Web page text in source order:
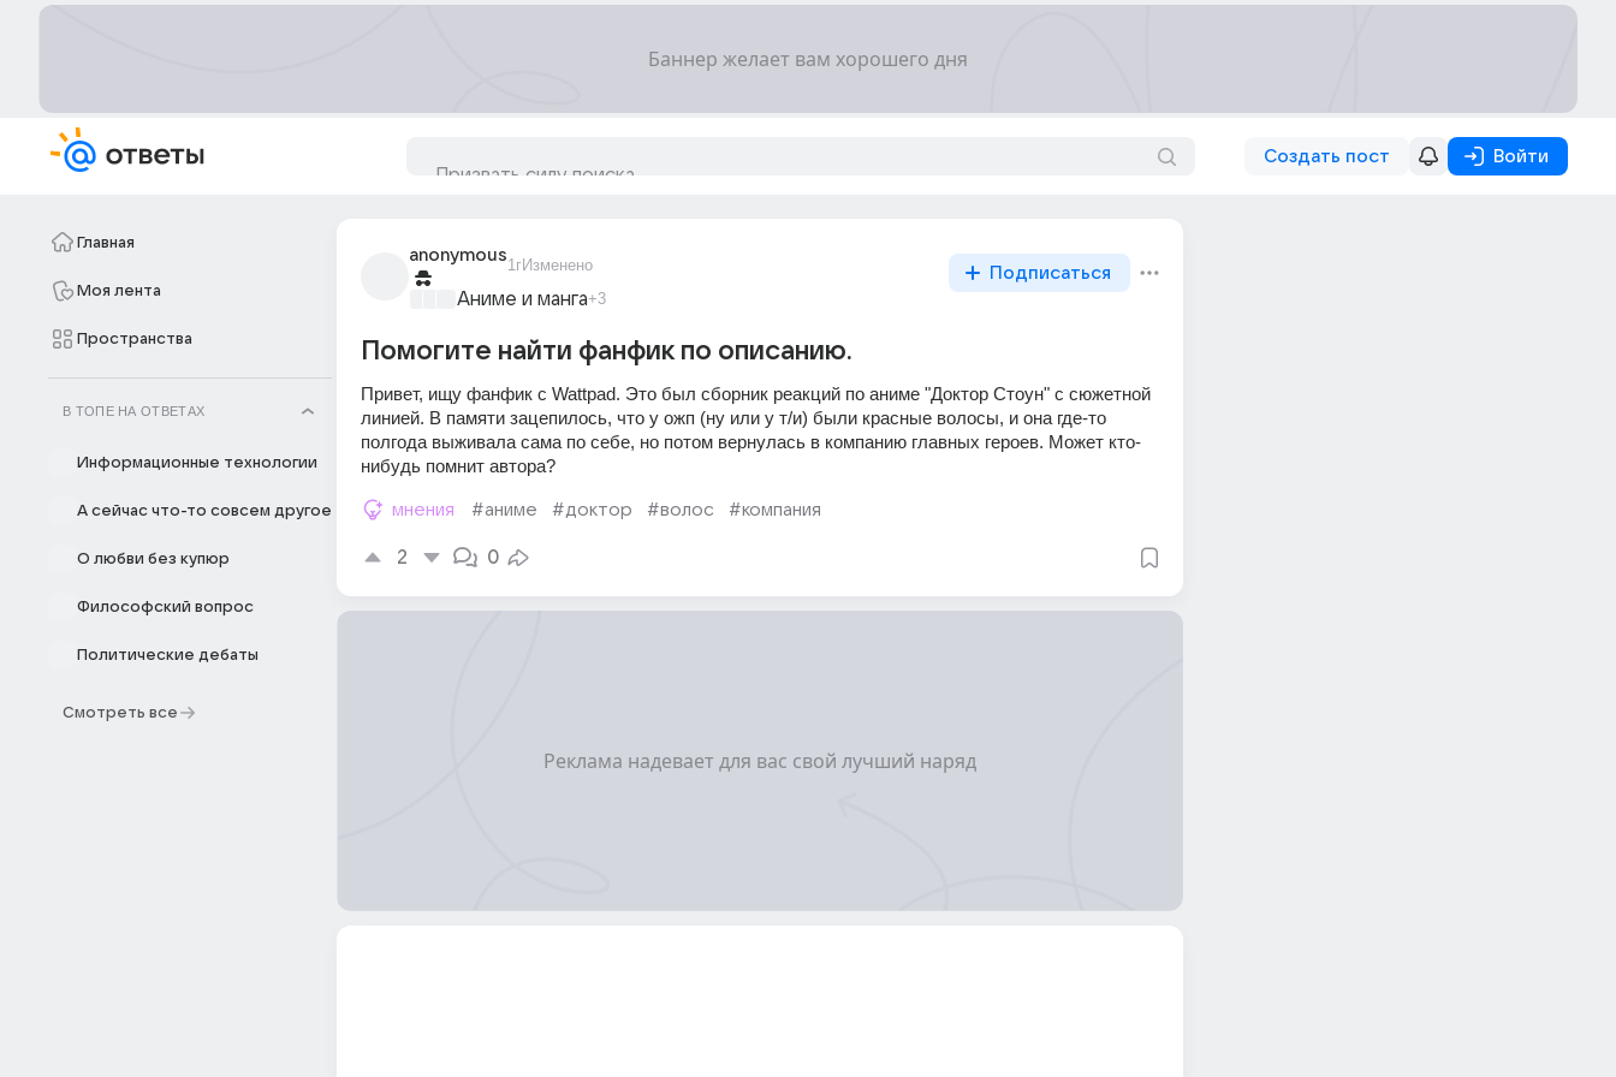
Создать пост Войти
Главная
Моя лента
Пространства
В ТОПЕ НА ОТВЕТАХ
Информационные технологии
А сейчас что-то совсем другое
О любви без купюр
Философский вопрос
Политические дебаты
Смотреть все
anonymous
1гИзменено
Аниме и манга+3
Подписаться
Помогите найти фанфик по описанию.
Привет, ищу фанфик с Wattpad. Это был сборник реакций по аниме "Доктор Стоун" с сюжетной
линией. В памяти зацепилось, что у ожп (ну или у т/и) были красные волосы, и она где-то
полгода выживала сама по себе, но потом вернулась в компанию главных героев. Может кто-
нибудь помнит автора?
мнения #аниме #доктор #волос #компания
2 0